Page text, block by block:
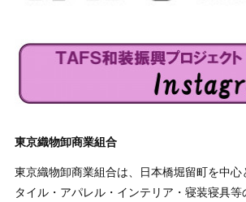
東京織物卸商業組合
東京織物卸商業組合は、日本橋堀留町を中心
タイル・アパレル・インテリア・寝装寝具